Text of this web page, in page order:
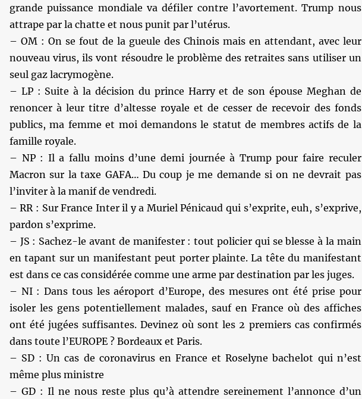
grande puissance mondiale va défiler contre l’avortement. Trump nous
attrape par la chatte et nous punit par l’utérus.
– OM : On se fout de la gueule des Chinois mais en attendant, avec leur
nouveau virus, ils vont résoudre le problème des retraites sans utiliser un
seul gaz lacrymogène.
– LP : Suite à la décision du prince Harry et de son épouse Meghan de
renoncer à leur titre d’altesse royale et de cesser de recevoir des fonds
publics, ma femme et moi demandons le statut de membres actifs de la
famille royale.
– NP : Il a fallu moins d’une demi journée à Trump pour faire reculer
Macron sur la taxe GAFA… Du coup je me demande si on ne devrait pas
l’inviter à la manif de vendredi.
– RR : Sur France Inter il y a Muriel Pénicaud qui s’exprite, euh, s’exprive,
pardon s’exprime.
– JS : Sachez-le avant de manifester : tout policier qui se blesse à la main
en tapant sur un manifestant peut porter plainte. La tête du manifestant
est dans ce cas considérée comme une arme par destination par les juges.
– NI : Dans tous les aéroport d’Europe, des mesures ont été prise pour
isoler les gens potentiellement malades, sauf en France où des affiches
ont été jugées suffisantes. Devinez où sont les 2 premiers cas confirmés
dans toute l’EUROPE ? Bordeaux et Paris.
– SD : Un cas de coronavirus en France et Roselyne bachelot qui n’est
même plus ministre
– GD : Il ne nous reste plus qu’à attendre sereinement l’annonce d’un